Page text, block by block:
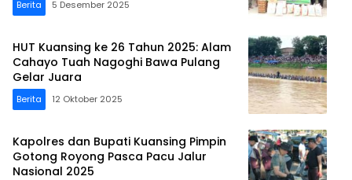
Berita 5 Desember 2025
HUT Kuansing ke 26 Tahun 2025: Alam
Cahayo Tuah Nagoghi Bawa Pulang
Gelar Juara
Berita 12 Oktober 2025
Kapolres dan Bupati Kuansing Pimpin
Gotong Royong Pasca Pacu Jalur
Nasional 2025